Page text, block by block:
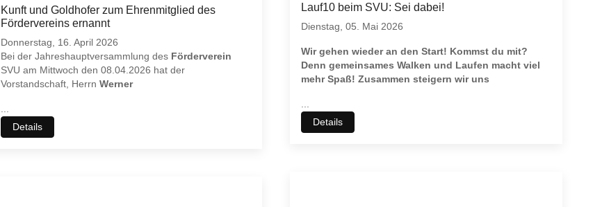
Lauf10 beim SVU: Sei dabei!
Dienstag, 05. Mai 2026
Wir gehen wieder an den Start! Kommst du mit?
Denn gemeinsames Walken und Laufen macht viel
mehr Spaß! Zusammen steigern wir uns
Details
Kunft und Goldhofer zum Ehrenmitglied des
Fördervereins ernannt
Donnerstag, 16. April 2026
Bei der Jahreshauptversammlung des Förderverein
SVU am Mittwoch den 08.04.2026 hat der
Vorstandschaft, Herrn Werner
Details